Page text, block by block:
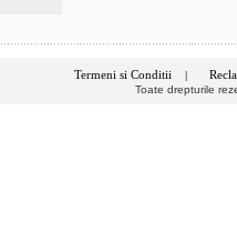
Termeni si Conditii
Toate drepturile